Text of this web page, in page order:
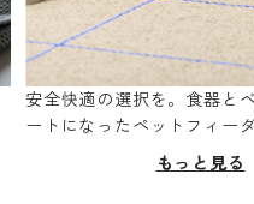
安全快適の選択を。食器と
ートになったペットフィーダ
もっと見る